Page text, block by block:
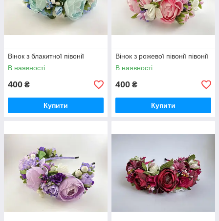
Вінок з блакитної півонії
В наявності
400 ₴
Купити
Вінок з рожевої півонії півонії
В наявності
400 ₴
Купити